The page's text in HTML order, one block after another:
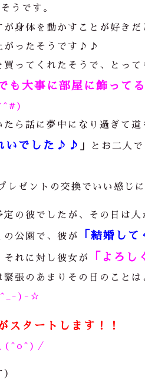
うです。
身体を動かすことが好き
ったそうです ♪♪
ってくれたそうで、とっ
も大事に部屋に飾って
ら話に夢中になり過ぎて
いでした♪♪ とお二人
レゼントの交換でいい感じ
の彼でしたが、その日は
の公園で、彼が 「結婚して
れに対し彼女が 「よろし
張のあまりその日のこと
)-☆
スタートします！！
(^o^)／